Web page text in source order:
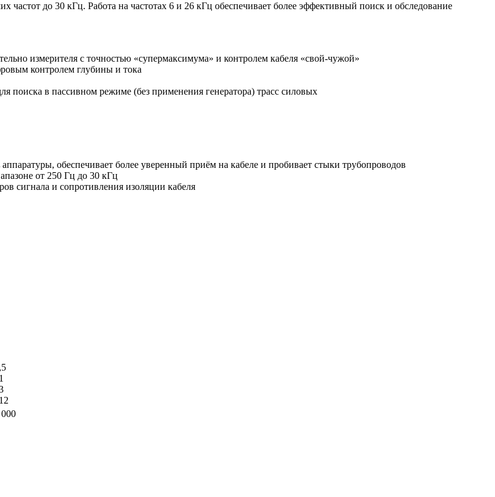
частот до 30 кГц. Работа на частотах 6 и 26 кГц обеспечивает более эффективный поиск и обследование
измерителя с точностью «супермаксимума» и контролем кабеля «свой-чужой»
контролем глубины и тока
поиска в пассивном режиме (без применения генератора) трасс силовых
обеспечивает более уверенный приём на кабеле и пробивает стыки трубопроводов
от 250 Гц до 30 кГц
сигнала и сопротивления изоляции кабеля